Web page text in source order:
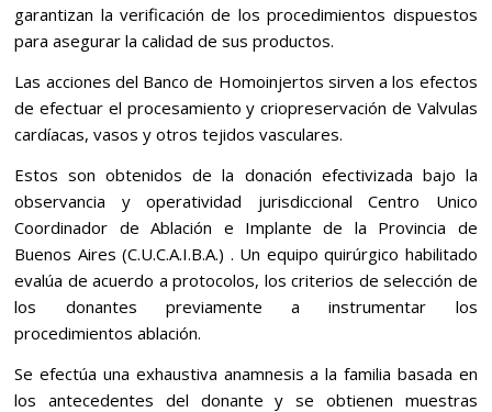
garantizan la verificación de los procedimientos dispuestos
para asegurar la calidad de sus productos.
Las acciones del Banco de Homoinjertos sirven a los efectos
de efectuar el procesamiento y criopreservación de Valvulas
cardíacas, vasos y otros tejidos vasculares.
Estos son obtenidos de la donación efectivizada bajo la
observancia y operatividad jurisdiccional Centro Unico
Coordinador de Ablación e Implante de la Provincia de
Buenos Aires (C.U.C.A.I.B.A.) . Un equipo quirúrgico habilitado
evalúa de acuerdo a protocolos, los criterios de selección de
los donantes previamente a instrumentar los
procedimientos ablación.
Se efectúa una exhaustiva anamnesis a la familia basada en
los antecedentes del donante y se obtienen muestras